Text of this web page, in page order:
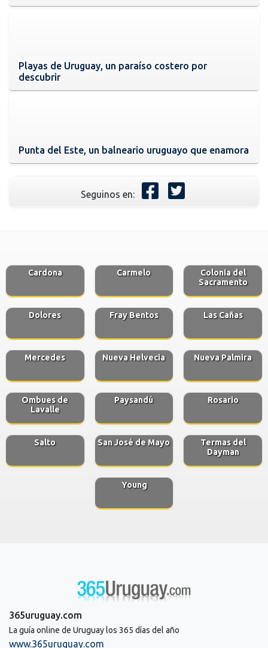
Playas de Uruguay, un paraíso costero por
descubrir
Punta del Este, un balneario uruguayo que enamora
Seguinos en:
Cardona Carmelo
Colonia del
Sacramento
Dolores Fray Bentos Las Cañas
Mercedes Nueva Helvecia Nueva Palmira
Ombues de
Lavalle
Paysandú Rosario
Salto San José de Mayo
Termas del
Dayman
Young
365uruguay.com
La guía online de Uruguay los 365 días del año
www.365uruguay.com